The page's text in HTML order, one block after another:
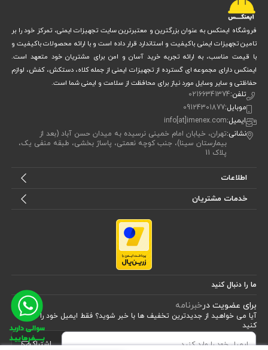
فروشگاه ایمنکس به عنوان بزرگترین و معتبرترین سایت تجهیزات ایمنی، تمرکز خود را بر
تامین تجهیزات ایمنی باکیفیت و استاندارد قرار داده است و با ارائه محصولات باکیفیت و
با قیمت مناسب، به ارائه تجربه خرید آسان و امن برای مشتریان خود متعهد است.
ایمنکس دارای مجموعه ای گسترده از تجهیزات ایمنی از جمله کلاه، دستکش، کفش، لوازم
حفاظتی و سایر وسایل مورد نیاز برای محافظت از سلامت و ایمنی شما است.
تلفن:02166341374
موبایل:09124301877
ایمیل:info[at]imenex.com
نشانی:تهران، خیابان امام خمینی نرسیده به میدان حسن آباد (بعد از
بیمارستان سینا)، جنب کوچه نعمتی، پاساژ بخشی، طبقه منفی یک،
پلاک 11
اطلاعات
خدمات مشتریان
ما را دنبال کنید
برای عضویت درخبرنامه
آیا می خواهید از جدید‌ترین تخفیف‌ ها با‌ خبر شوید؟ فقط ایمیل خود را ثبت
کنید
اشتراک